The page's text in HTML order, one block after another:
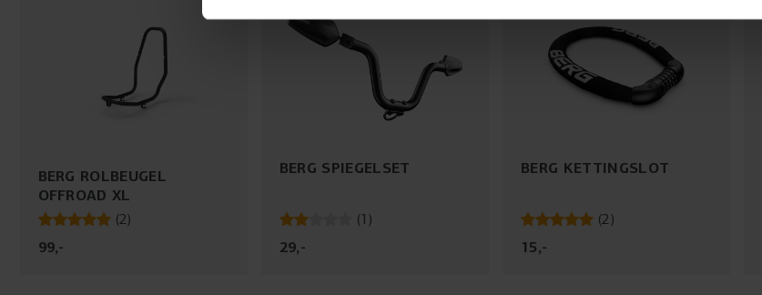
BERG ROLBEUGEL
OFFROAD XL
(2)
99,-
BERG SPIEGELSET
(1)
29,-
BERG KETTINGSLOT
(2)
15,-